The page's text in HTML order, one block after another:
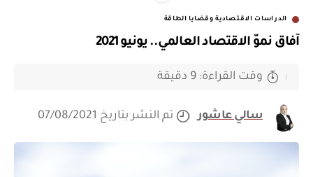
الدراسات الاقتصادية وقضايا الطاقة
آفاق نموّ الاقتصاد العالمي.. يونيو 2021
سالي عاشور تم النشر بتاريخ 07/08/2021
وقت القراءة: 9 دقيقة